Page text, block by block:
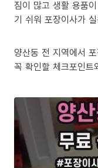
짐이 많고 생활 용품
기 쉬워 포장이사가
양산동 전 지역에서
꼭 확인할 체크포인트